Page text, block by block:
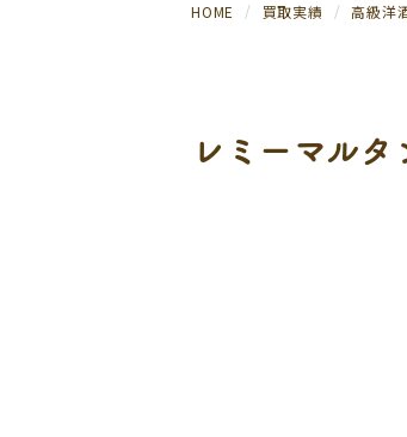
よくあるご質問
HOME 買取実績 高級洋
レミーマル